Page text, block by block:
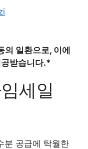
일환으로, 이에
받습니다.*
세일
분 공급에 탁월한